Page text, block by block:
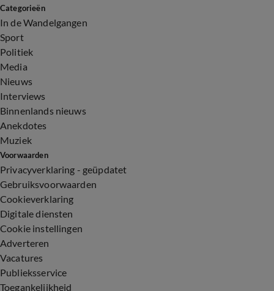
Categorieën
In de Wandelgangen
Sport
Politiek
Media
Nieuws
Interviews
Binnenlands nieuws
Anekdotes
Muziek
Voorwaarden
Privacyverklaring - geüpdatet
Gebruiksvoorwaarden
Cookieverklaring
Digitale diensten
Cookie instellingen
Adverteren
Vacatures
Publieksservice
Toegankelijkheid